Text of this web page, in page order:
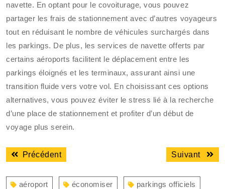
navette. En optant pour le covoiturage, vous pouvez
partager les frais de stationnement avec d’autres voyageurs
tout en réduisant le nombre de véhicules surchargés dans
les parkings. De plus, les services de navette offerts par
certains aéroports facilitent le déplacement entre les
parkings éloignés et les terminaux, assurant ainsi une
transition fluide vers votre vol. En choisissant ces options
alternatives, vous pouvez éviter le stress lié à la recherche
d’une place de stationnement et profiter d’un début de
voyage plus serein.
Navigation
de
l’article
PrécédentArticle
:
Suivant
aéroport économiser parkings officiels